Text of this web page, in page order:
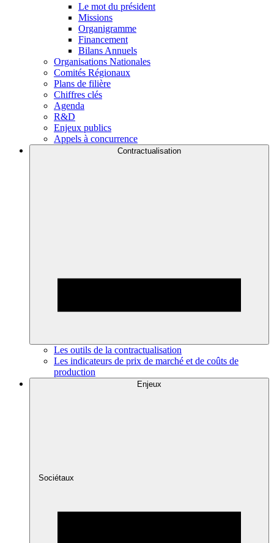
Le mot du président
Missions
Organigramme
Financement
Bilans Annuels
Organisations Nationales
Comités Régionaux
Plans de filière
Chiffres clés
Agenda
R&D
Enjeux publics
Appels à concurrence
Contractualisation
Les outils de la contractualisation
Les indicateurs de prix de marché et de coûts de
production
Enjeux
Sociétaux